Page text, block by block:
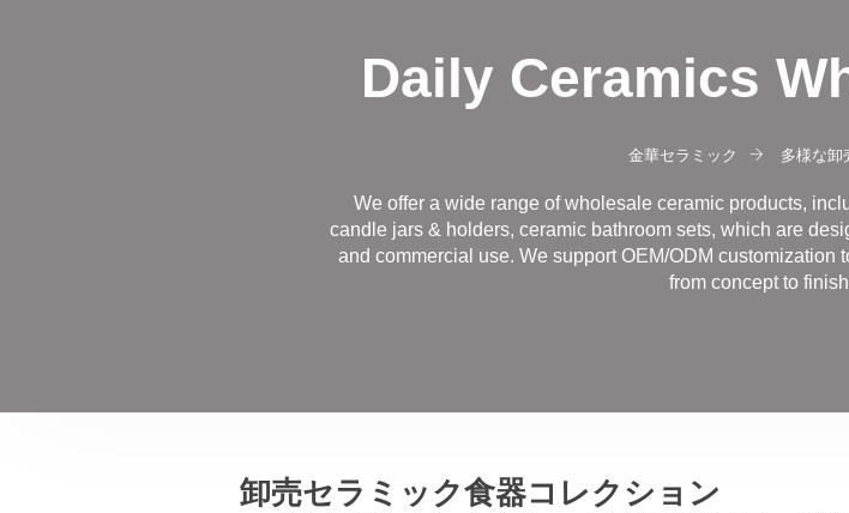
Daily Ceramics
金華セラミック 多様な卸
We offer a wide range of wholesale ceramic products,
candle jars & holders, ceramic bathroom sets, which are
and commercial use. We support OEM/ODM
from concept to
卸売セラミック食器コレクション